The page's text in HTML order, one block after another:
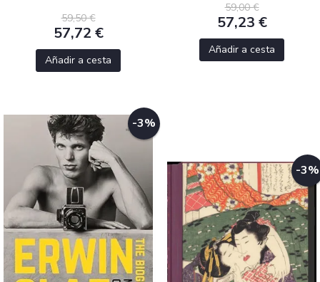
59,50 €
57,72 €
Añadir a cesta
59,00 €
57,23 €
Añadir a cesta
-3%
-3%